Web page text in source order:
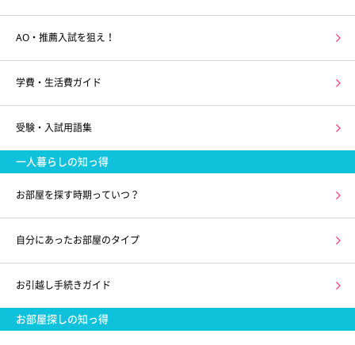
AO・推薦入試を狙え！
学費・生活費ガイド
受験・入試用語集
一人暮らしの知っ得
お部屋を探す時期っていつ？
自分にあったお部屋のタイプ
お引越し手続きガイド
お部屋探しの知っ得